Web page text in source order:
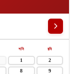
শনি রবি
1
2
8 9